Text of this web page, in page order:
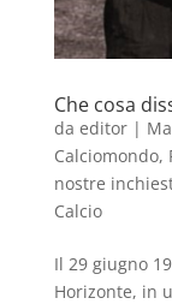
Che cosa
da editor|
Calciomondo,
nostre
Calcio
Il 29 giugno
Horizonte, in